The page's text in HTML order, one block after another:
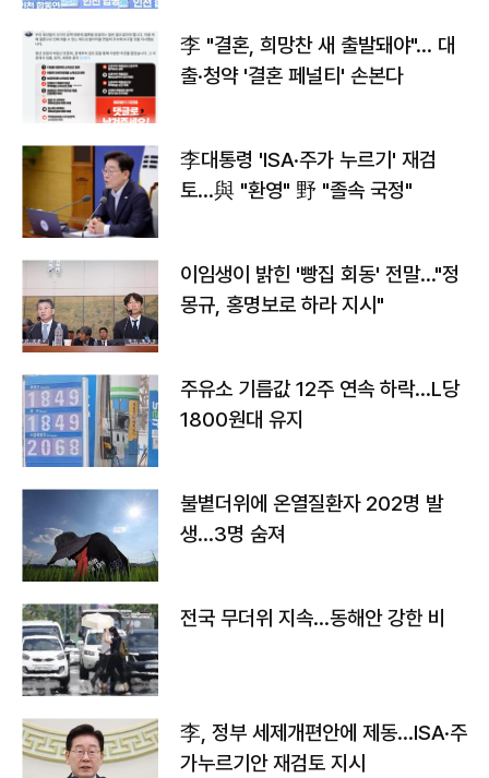
李 "결혼, 희망찬 새 출발돼야"… 대
출·청약 '결혼 페널티' 손본다
李대통령 'ISA·주가 누르기' 재검
토…與 "환영" 野 "졸속 국정"
이임생이 밝힌 '빵집 회동' 전말…"정
몽규, 홍명보로 하라 지시"
주유소 기름값 12주 연속 하락…L당
1800원대 유지
불볕더위에 온열질환자 202명 발
생…3명 숨져
전국 무더위 지속…동해안 강한 비
李, 정부 세제개편안에 제동…ISA·주
가누르기안 재검토 지시